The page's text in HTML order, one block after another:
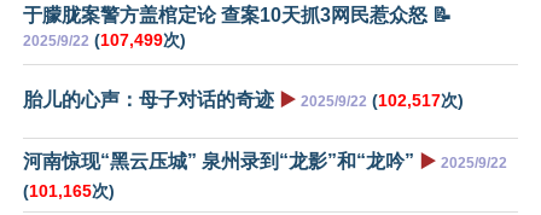
于朦胧案警方盖棺定论 查案10天抓3网民惹众怒 📝
2025/9/22 (107,499次)
胎儿的心声：母子对话的奇迹 ▶️ 2025/9/22 (102,517次)
河南惊现“黑云压城” 泉州录到“龙影”和“龙吟” ▶️ 2025/9/22
(101,165次)